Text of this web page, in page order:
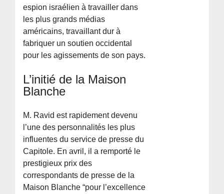
espion israélien à travailler dans
les plus grands médias
américains, travaillant dur à
fabriquer un soutien occidental
pour les agissements de son pays.
L’initié de la Maison
Blanche
M. Ravid est rapidement devenu
l’une des personnalités les plus
influentes du service de presse du
Capitole. En avril, il a remporté le
prestigieux prix des
correspondants de presse de la
Maison Blanche “pour l’excellence